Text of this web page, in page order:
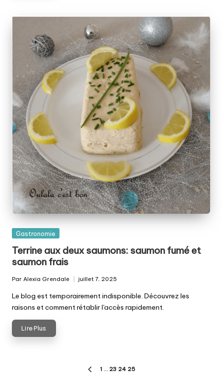
Posted
Gastronomie
Terrine aux deux saumons: saumon fumé et
saumon frais
Posted
by
Par Alexia Grendale juillet 7, 2025
Le blog est temporairement indisponible. Découvrez les
raisons et comment rétablir l'accès rapidement.
Lire Plus
PAGE
1 … 23 24 25